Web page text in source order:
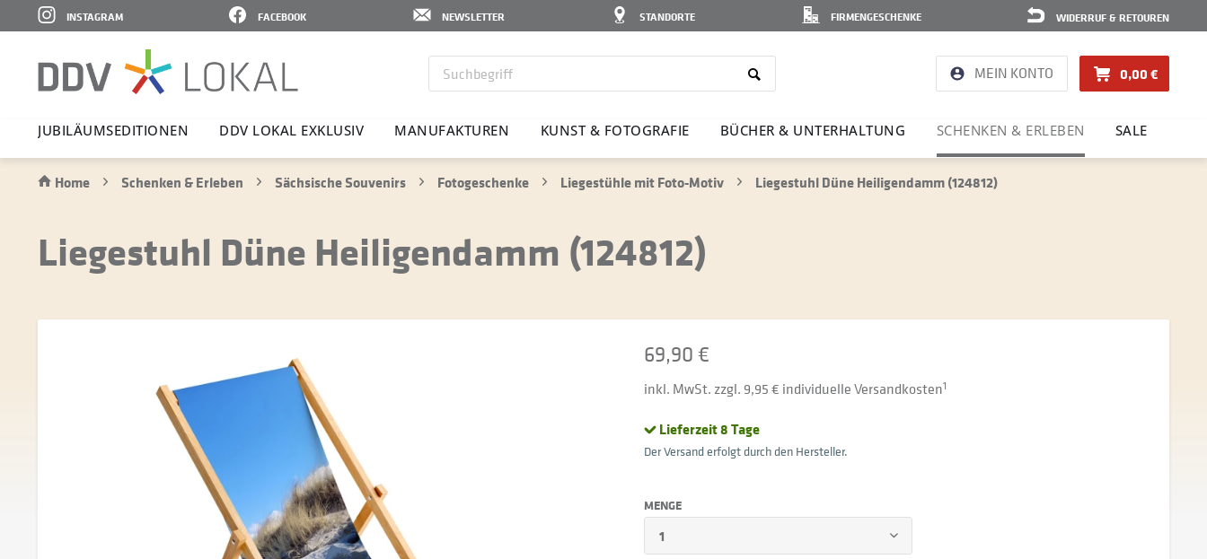
WIDERRUF & RETOUREN
FIRMENGESCHENKE
STANDORTE
NEWSLETTER
FACEBOOK
INSTAGRAM
MEIN KONTO 0,00 €
JUBI­LÄ­UMS­E­DI­TIONEN DDV LOKAL EXKLUSIV MANU­FAK­TUREN KUNST & FOTO­GRAFIE BÜCHER & UNTER­HAL­TUNG SCHENKEN & ERLEBEN SALE
Home Schenken & Erleben Sächsische Souvenirs Fotogeschenke Liegestühle mit Foto-Motiv Liegestuhl Düne Heiligendamm (124812)
Liegestuhl Düne Heiligendamm (124812)
69,90 €
inkl. MwSt. zzgl. 9,95 € individuelle Versandkosten1
Lieferzeit 8 Tage
Der Versand erfolgt durch den Hersteller.
MENGE